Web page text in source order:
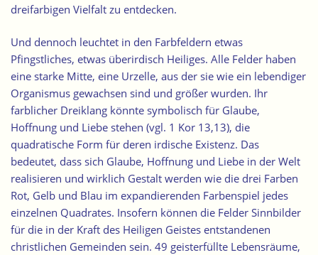
dreifarbigen Vielfalt zu entdecken.
Und dennoch leuchtet in den Farbfeldern etwas
Pfingstliches, etwas überirdisch Heiliges. Alle Felder haben
eine starke Mitte, eine Urzelle, aus der sie wie ein lebendiger
Organismus gewachsen sind und größer wurden. Ihr
farblicher Dreiklang könnte symbolisch für Glaube,
Hoffnung und Liebe stehen (vgl. 1 Kor 13,13), die
quadratische Form für deren irdische Existenz. Das
bedeutet, dass sich Glaube, Hoffnung und Liebe in der Welt
realisieren und wirklich Gestalt werden wie die drei Farben
Rot, Gelb und Blau im expandierenden Farbenspiel jedes
einzelnen Quadrates. Insofern können die Felder Sinnbilder
für die in der Kraft des Heiligen Geistes entstandenen
christlichen Gemeinden sein. 49 geisterfüllte Lebensräume,